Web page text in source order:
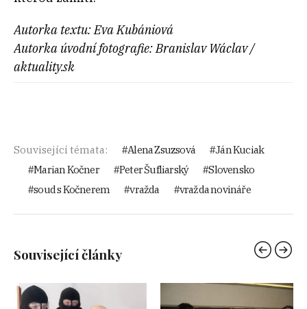
Autorka textu: Eva Kubániová
Autorka úvodní fotografie: Branislav Wáclav /
aktuality.sk
Související témata: Alena Zsuzsová
Ján Kuciak
Marian Kočner
Peter Šufliarský
Slovensko
soud s Kočnerem
vražda vražda novináře
Související články